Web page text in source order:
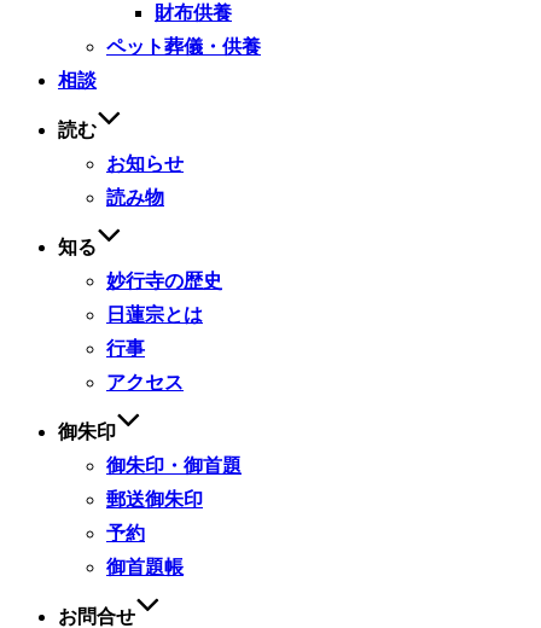
財布供養
ペット葬儀・供養
相談
読む
お知らせ
読み物
知る
妙行寺の歴史
日蓮宗とは
行事
アクセス
御朱印
御朱印・御首題
郵送御朱印
予約
御首題帳
お問合せ